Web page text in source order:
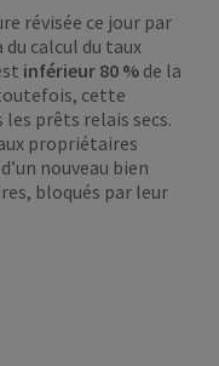
révisée ce jour par
du calcul du taux
inférieur 80 % de la
cette
prêts relais secs.
propriétaires
nouveau bien
bloqués par leur